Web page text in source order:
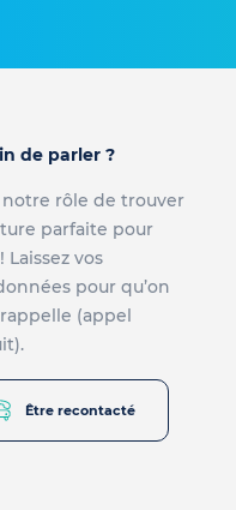
de parler ?
notre rôle de trouver
parfaite pour
Laissez vos
pour qu’on
(appel
Être recontacté